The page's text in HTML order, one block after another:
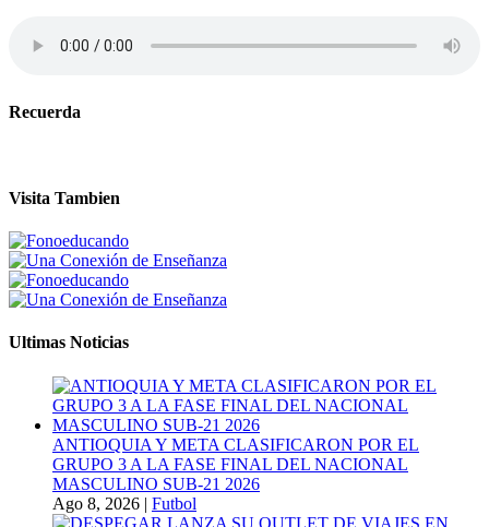
Recuerda
Visita Tambien
Ultimas Noticias
ANTIOQUIA Y META CLASIFICARON POR EL
GRUPO 3 A LA FASE FINAL DEL NACIONAL
MASCULINO SUB-21 2026
Ago 8, 2026 | Futbol